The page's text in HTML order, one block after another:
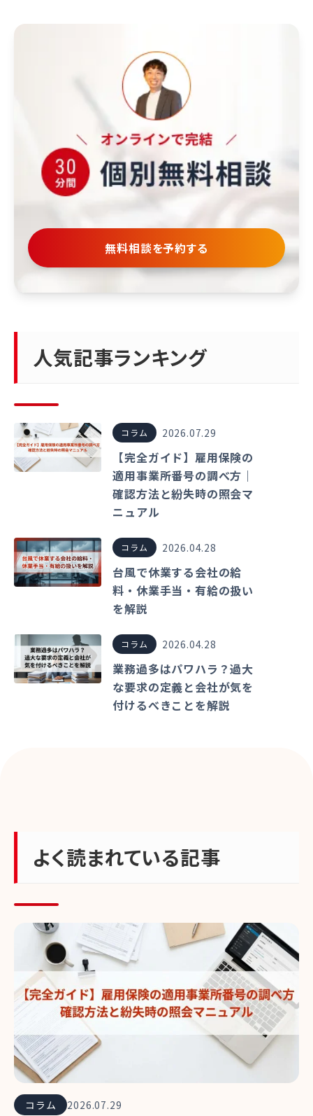
無料相談を予約する
人気記事ランキング
コラム 2026.07.29
【完全ガイド】雇用保険の
適用事業所番号の調べ方｜
確認方法と紛失時の照会マ
ニュアル
コラム 2026.04.28
台風で休業する会社の給
料・休業手当・有給の扱い
を解説
コラム 2026.04.28
業務過多はパワハラ？過大
な要求の定義と会社が気を
付けるべきことを解説
よく読まれている記事
コラム 2026.07.29